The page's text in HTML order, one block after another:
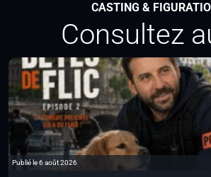
CASTING &
Consultez
Publié le 6 août 2026